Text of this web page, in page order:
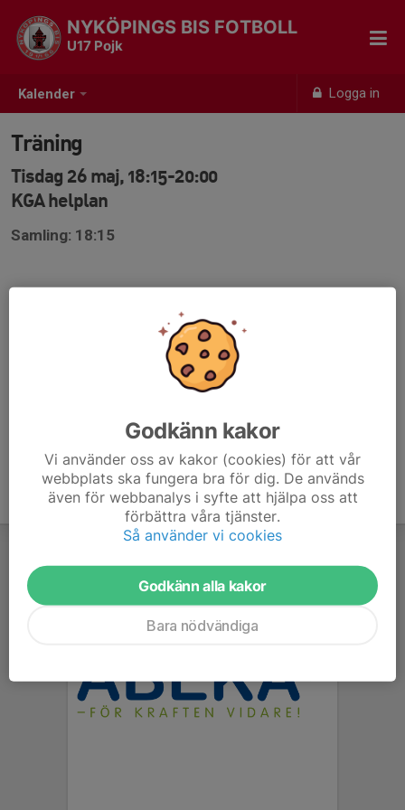
Kalender Logga in
NYKÖPINGS BIS FOTBOLL
U17 Pojk
Träning
Tisdag 26 maj, 18:15-20:00
KGA helplan
Samling: 18:15
Godkänn kakor
Vi använder oss av kakor (cookies) för att vår
webbplats ska fungera bra för dig. De används
även för webbanalys i syfte att hjälpa oss att
förbättra våra tjänster.
Så använder vi cookies
Godkänn alla kakor
Bara nödvändiga